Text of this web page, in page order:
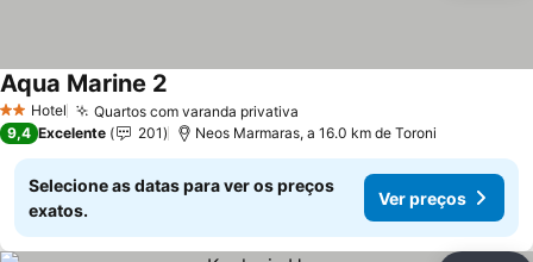
2 Estrelas
Hotel Quartos com varanda privativa
Aqua Marine 2
9,4 Excelente 201 Neos Marmaras, a 16.0 km de Toroni
Selecione as datas para ver os preços
exatos.
Ver preços